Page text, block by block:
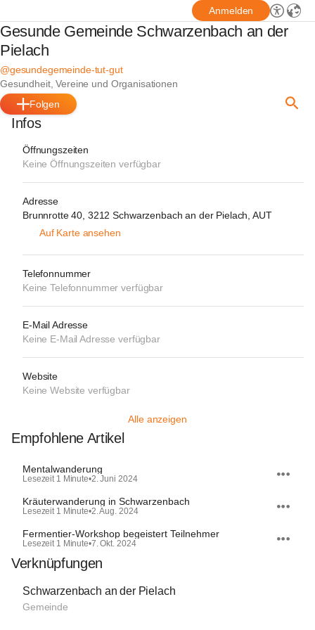
Anmelden
Gesunde Gemeinde Schwarzenbach an der
Pielach
@gesundegemeinde-tut-gut
Gesundheit, Vereine und Organisationen
Folgen
Infos
Öffnungszeiten
Keine Öffnungszeiten verfügbar
Adresse
Brunnrotte 40, 3212 Schwarzenbach an der Pielach, AUT
Auf Karte ansehen
Telefonnummer
Keine Telefonnummer verfügbar
E-Mail Adresse
Keine E-Mail Adresse verfügbar
Website
Keine Website verfügbar
Alle anzeigen
Empfohlene Artikel
Mentalwanderung
Lesezeit 1 Minute•2. Juni 2024
Kräuterwanderung in Schwarzenbach
Lesezeit 1 Minute•2. Aug. 2024
Fermentier-Workshop begeistert Teilnehmer
Lesezeit 1 Minute•7. Okt. 2024
Verknüpfungen
Schwarzenbach an der Pielach
Gemeinde